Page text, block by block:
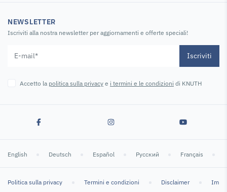
NEWSLETTER
Iscriviti alla nostra newsletter per aggiornamenti e offerte speciali!
Iscriviti
Accetto la politica sulla privacy e i termini e le condizioni di KNUTH
English Deutsch Español Русский Français
Politica sulla privacy Termini e condizioni Disclaimer